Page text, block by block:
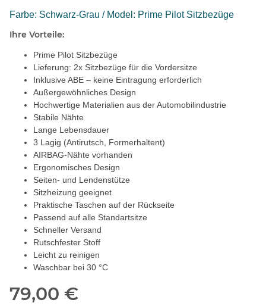
Farbe: Schwarz-Grau / Model: Prime Pilot Sitzbezüge
Ihre Vorteile:
Prime Pilot Sitzbezüge
Lieferung: 2x Sitzbezüge für die Vordersitze
Inklusive ABE – keine Eintragung erforderlich
Außergewöhnliches Design
Hochwertige Materialien aus der Automobilindustrie
Stabile Nähte
Lange Lebensdauer
3 Lagig (Antirutsch, Formerhaltent)
AIRBAG-Nähte vorhanden
Ergonomisches Design
Seiten- und Lendenstütze
Sitzheizung geeignet
Praktische Taschen auf der Rückseite
Passend auf alle Standartsitze
Schneller Versand
Rutschfester Stoff
Leicht zu reinigen
Waschbar bei 30 °C
79,00 €